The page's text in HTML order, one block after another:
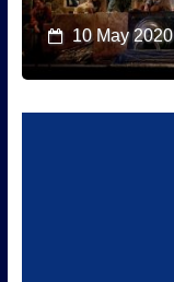
10 May 2020